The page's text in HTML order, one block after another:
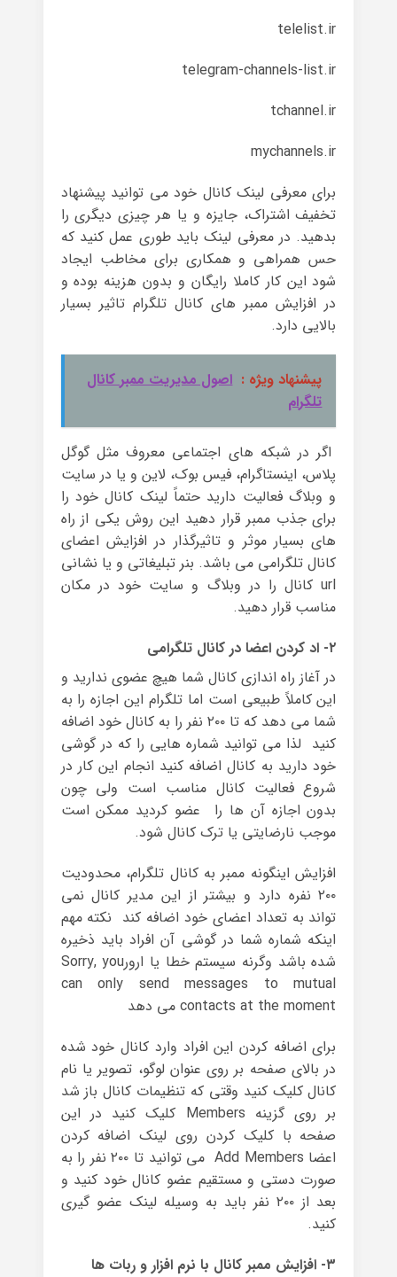
telelist.ir
telegram-channels-list.ir
tchannel.ir
mychannels.ir
برای معرفی لینک کانال خود می توانید پیشنهاد
تخفیف اشتراک، جایزه و یا هر چیزی دیگری را
بدهید. در معرفی لینک باید طوری عمل کنید که
حس همراهی و همکاری برای مخاطب ایجاد
شود این کار کاملا رایگان و بدون هزینه بوده و
در افزایش ممبر های کانال تلگرام تاثیر بسیار
بالایی دارد.
پیشنهاد ویژه : اصول مدیریت ممبر کانال
تلگرام
اگر در شبکه های اجتماعی معروف مثل گوگل
پلاس، اینستاگرام، فیس بوک، لاین و یا در سایت
و وبلاگ فعالیت دارید حتماً لینک کانال خود را
برای جذب ممبر قرار دهید این روش یکی از راه
های بسیار موثر و تاثیرگذار در افزایش اعضای
کانال تلگرامی می باشد. بنر تبلیغاتی و یا نشانی
url کانال را در وبلاگ و سایت خود در مکان
مناسب قرار دهید.
۲- اد کردن اعضا در کانال تلگرامی
در آغاز راه اندازی کانال شما هیچ عضوی ندارید و
این کاملاً طبیعی است اما تلگرام این اجازه را به
شما می دهد که تا ۲۰۰ نفر را به کانال خود اضافه
کنید لذا می توانید شماره هایی را که در گوشی
خود دارید به کانال اضافه کنید انجام این کار در
شروع فعالیت کانال مناسب است ولی چون
بدون اجازه آن ها را عضو کردید ممکن است
موجب نارضایتی یا ترک کانال شود.
افزایش اینگونه ممبر به کانال تلگرام، محدودیت
۲۰۰ نفره دارد و بیشتر از این مدیر کانال نمی
تواند به تعداد اعضای خود اضافه کند نکته مهم
اینکه شماره شما در گوشی آن افراد باید ذخیره
شده باشد وگرنه سیستم خطا یا ارورSorry, you
can only send messages to mutual
contacts at the moment می دهد
برای اضافه کردن این افراد وارد کانال خود شده
در بالای صفحه بر روی عنوان لوگو، تصویر یا نام
کانال کلیک کنید وقتی که تنظیمات کانال باز شد
بر روی گزینه Members کلیک کنید در این
صفحه با کلیک کردن روی لینک اضافه کردن
اعضا Add Members می توانید تا ۲۰۰ نفر را به
صورت دستی و مستقیم عضو کانال خود کنید و
بعد از ۲۰۰ نفر باید به وسیله لینک عضو گیری
کنید.
۳- افزایش ممبر کانال با نرم افزار و ربات ها